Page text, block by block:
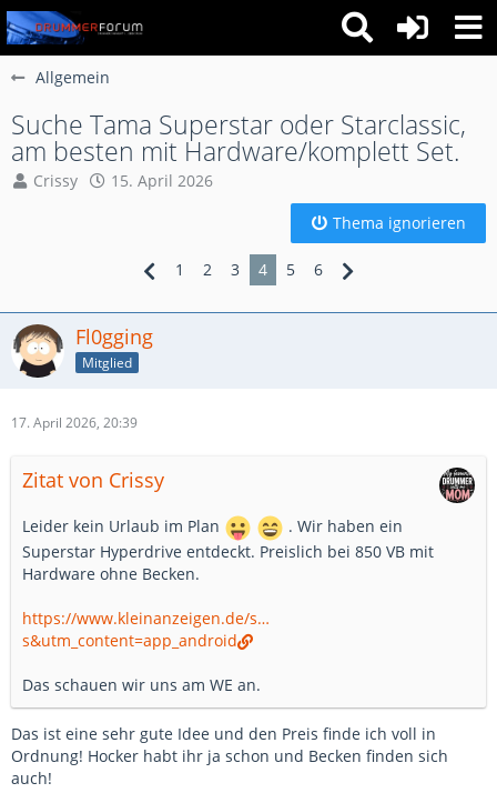
Allgemein
Suche Tama Superstar oder Starclassic,
am besten mit Hardware/komplett Set.
Crissy
15. April 2026
Thema ignorieren
1 2 3 4 5 6
Fl0gging
Mitglied
17. April 2026, 20:39
Zitat von Crissy
Leider kein Urlaub im Plan
. Wir haben ein
Superstar Hyperdrive entdeckt. Preislich bei 850 VB mit
Hardware ohne Becken.
https://www.kleinanzeigen.de/s…
s&utm_content=app_android
Das schauen wir uns am WE an.
Das ist eine sehr gute Idee und den Preis finde ich voll in
Ordnung! Hocker habt ihr ja schon und Becken finden sich
auch!